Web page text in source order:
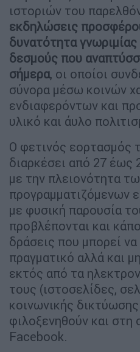
ιστοριών του
εκδηλώσεις
δυνατότητα
δεσμούς που
σήμερα, οι οποίοι
σύνορα μέσω κοινών
ενδιαφερόντων και
υλικό και άυλο
Ο φετινός
διαρκέσει από 27 έως
με την πλειονότητα
προγραμματιζόμενων
με φυσική παρουσία
προβλέπονται και
δράσεις που μπορεί
πραγματικό αλλά και
εκτός από τα
τους (ιστοσελίδες,
κοινωνικής
φιλοξενηθούν και
Facebook.